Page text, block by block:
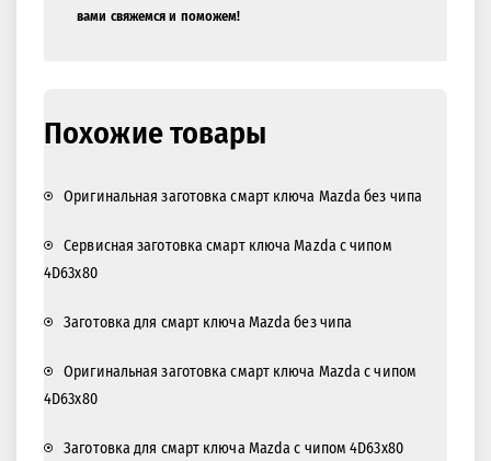
вами свяжемся и поможем!
Похожие товары
Оригинальная заготовка смарт ключа Mazda без чипа
Cервисная заготовка смарт ключа Mazda с чипом
4D63x80
Заготовка для смарт ключа Mazda без чипа
Оригинальная заготовка смарт ключа Mazda с чипом
4D63x80
Заготовка для смарт ключа Mazda с чипом 4D63x80